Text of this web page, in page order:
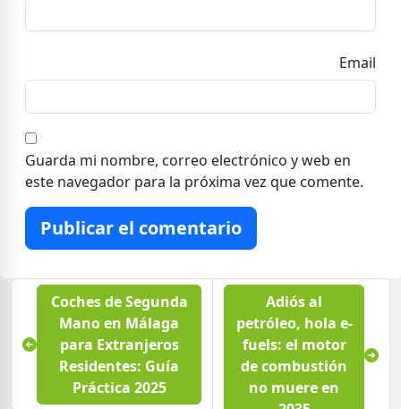
Email
Guarda mi nombre, correo electrónico y web en
este navegador para la próxima vez que comente.
Publicar el comentario
Coches de Segunda
Mano en Málaga
para Extranjeros
Residentes: Guía
Práctica 2025
Adiós al
petróleo, hola e-
fuels: el motor
de combustión
no muere en